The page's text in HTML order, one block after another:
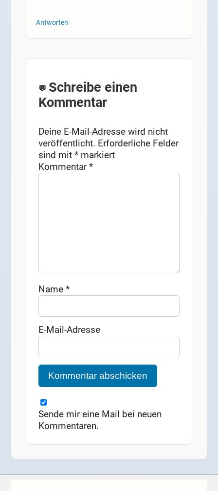
Antworten
Schreibe einen
Kommentar
Deine E-Mail-Adresse wird nicht
veröffentlicht. Erforderliche Felder
sind mit* markiert
Kommentar*
Name*
E-Mail-Adresse
Sende mir eine Mail bei neuen
Kommentaren.